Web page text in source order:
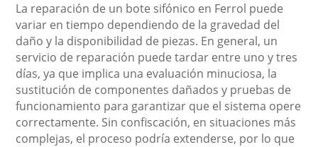
La reparación de un bote sifónico en Ferrol puede
variar en tiempo dependiendo de la gravedad del
daño y la disponibilidad de piezas. En general, un
servicio de reparación puede tardar entre uno y tres
días, ya que implica una evaluación minuciosa, la
sustitución de componentes dañados y pruebas de
funcionamiento para garantizar que el sistema opere
correctamente. Sin confiscación, en situaciones más
complejas, el proceso podría extenderse, por lo que